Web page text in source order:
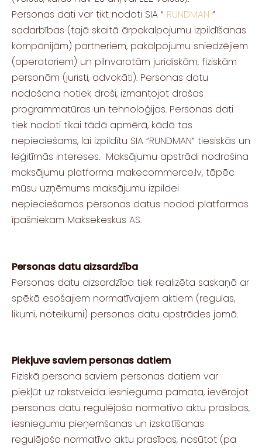
Personas dati var tikt nodoti SIA “ RUNDMAN ”
sadarbības (tajā skaitā ārpakalpojumu izpildīšanas
kompānijām) partneriem, pakalpojumu sniedzējiem
(operatoriem) un pilnvarotām juridiskām, fiziskām
personām (juristi, advokāti). Personas datu
nodošana notiek droši, izmantojot drošas
programmatūras un tehnoloģijas. Personas dati
tiek nodoti tikai tādā apmērā, kādā tas
nepieciešams, lai izpildītu SIA “RUNDMAN” tiesiskās un
leģitīmās intereses. Maksājumu apstrādi nodrošina
maksājumu platforma makecommerce.lv, tāpēc
mūsu uzņēmums maksājumu izpildei
nepieciešamos personas datus nodod platformas
īpašniekam Maksekeskus AS.
Personas datu aizsardzība
Personas datu aizsardzība tiek realizēta saskaņā ar
spēkā esošajiem normatīvajiem aktiem (regulas,
likumi, noteikumi) personas datu apstrādes jomā.
Piekļuve saviem personas datiem
Fiziskā persona saviem personas datiem var
piekļūt uz rakstveida iesnieguma pamata, ievērojot
personas datu regulējošo normatīvo aktu prasības,
iesniegumu pieņemšanas un izskatīšanas
regulējošo normatīvo aktu prasības, nosūtot (pa